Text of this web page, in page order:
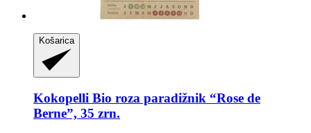
Košarica
Kokopelli Bio roza paradižnik “Rose de
Berne”, 35 zrn.